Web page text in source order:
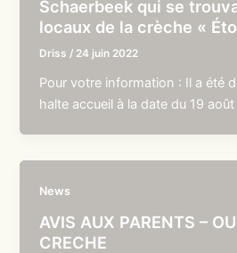
Schaerbeek qui se
locaux de la crèche «
Driss / 24 juin 2022
Pour votre information : Il a été
halte accueil à la date du 19
News
AVIS AUX PARENTS –
CRECHE